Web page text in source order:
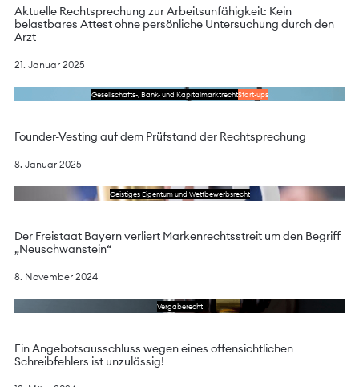
barrierefreien
Zugang.
Aktuelle Rechtsprechung zur Arbeitsunfähigkeit: Kein
belastbares Attest ohne persönliche Untersuchung durch den
Arzt
21. Januar 2025
Lesen Sie das Schreiben
Gesellschafts-, Bank- und KapitalmarktrechtStart-ups
Founder-Vesting auf dem Prüfstand der Rechtsprechung
8. Januar 2025
Lesen Sie das Schreiben
Geistiges Eigentum und Wettbewerbsrecht
Der Freistaat Bayern verliert Markenrechtsstreit um den Begriff
„Neuschwanstein“
8. November 2024
Lesen Sie das Schreiben
Vergaberecht
Ein Angebotsausschluss wegen eines offensichtlichen
Schreibfehlers ist unzulässig!